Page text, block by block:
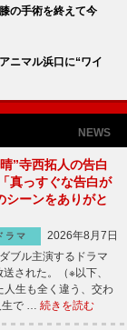
の手術を終えて今
ニマル浜口に“ワイ
NEWS
”寺西拓人の告白
真っすぐな告白が
シーンをありがと
ラマ
2026年8月7日
ブル主演するドラマ
された。（※以下、
生も全く違う、交わ
生で … 続きを読む